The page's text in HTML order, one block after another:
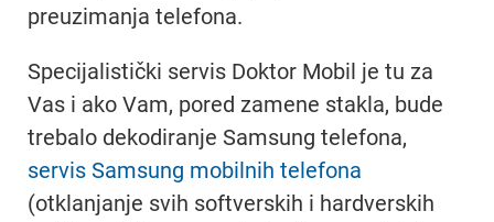
preuzimanja telefona.
Specijalistički servis Doktor Mobil je tu za
Vas i ako Vam, pored zamene stakla, bude
trebalo dekodiranje Samsung telefona,
servis Samsung mobilnih telefona
(otklanjanje svih softverskih i hardverskih